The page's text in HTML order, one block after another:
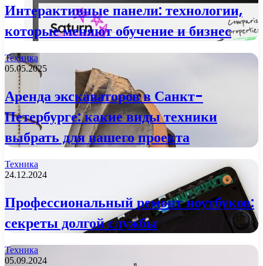
Интерактивные панели: технологии,
которые меняют обучение и бизнес
Техника
05.05.2025
Аренда экскаваторов в Санкт-
Петербурге: какие виды техники
выбрать для вашего проекта
Техника
24.12.2024
Профессиональный ремонт ноутбуков:
секреты долгой службы
Техника
05.09.2024